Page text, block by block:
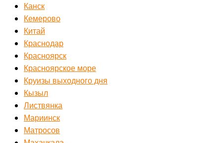
Канск
Кемерово
Китай
Краснодар
Красноярск
Красноярское море
Круизы выходного дня
Кызыл
Листвянка
Мариинск
Матросов